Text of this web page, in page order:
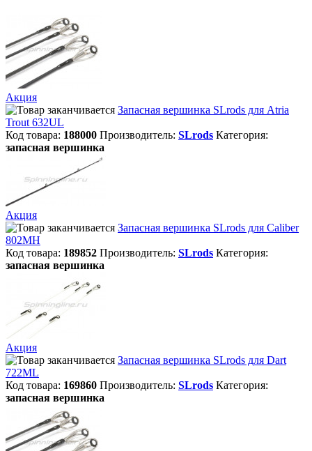
Акция
Запасная вершинка SLrods для Atria
Trout 632UL
Код товара: 188000 Производитель: SLrods Категория:
запасная вершинка
Акция
Запасная вершинка SLrods для Caliber
802MH
Код товара: 189852 Производитель: SLrods Категория:
запасная вершинка
Акция
Запасная вершинка SLrods для Dart
722ML
Код товара: 169860 Производитель: SLrods Категория:
запасная вершинка